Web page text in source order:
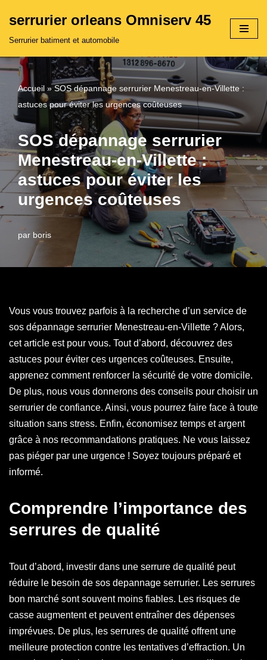
contenu
serrurier orleans Omniserv 45
Serrurier batiment et automobile
Accueil »SOS dépannage serrurier Menestreau-en-Villette :
astuces pour éviter les urgences coûteuses
SOS dépannage serrurier
Menestreau-en-Villette :
astuces pour éviter les
urgences coûteuses
par boris
Vous vous trouvez parfois à la recherche d’un service de
sos dépannage serrurier Menestreau-en-Villette ? Alors,
cet article est pour vous. Tout d’abord, découvrez des
astuces pour éviter ces urgences coûteuses. Ensuite,
apprenez comment renforcer la sécurité de votre domicile.
De plus, nous vous donnerons des conseils pour choisir un
serrurier de confiance. Ainsi, vous pourrez faire face à toute
situation sans stress. Enfin, économisez temps et argent
grâce à nos recommandations pratiques. Ne vous laissez
pas piéger par une urgence ! Soyez toujours préparé et
informé.
Comprendre l’importance des
serrures de qualité
Tout d’abord, investir dans une serrure de qualité peut
réduire le besoin de sos depannage serrurier. Les serrures
bon marché sont souvent moins fiables. Les risques de
casse augmentent et peuvent entraîner des dépenses
imprévues. De plus, les serrures de qualité offrent une
meilleure protection contre les tentatives d’effraction. Un